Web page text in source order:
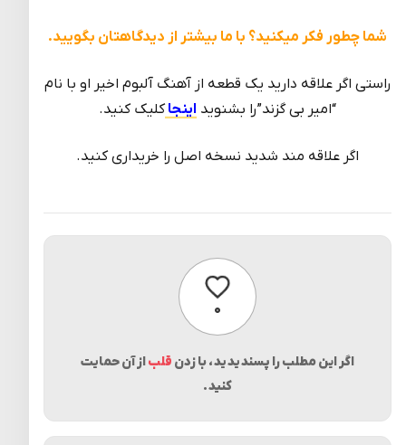
شما چطور فکر می­کنید؟ با ما بیشتر از دیدگاهتان بگویید.
راستی اگر علاقه دارید یک قطعه از آهنگ آلبوم اخیر او با نام
“امیر بی گزند” را بشنوید اینجا کلیک کنید.
اگر علاقه مند شدید نسخه اصل را خریداری کنید.
۰پسندیدن
اگر این مطلب را پسندیدید، با زدن قلباز آن حمایت
کنید.